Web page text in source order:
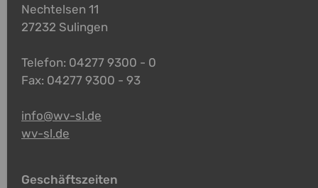
Nechtelsen 11
27232 Sulingen
Telefon: 04277 9300 - 0
Fax: 04277 9300 - 93
info@wv-sl.de
wv-sl.de
Geschäftszeiten